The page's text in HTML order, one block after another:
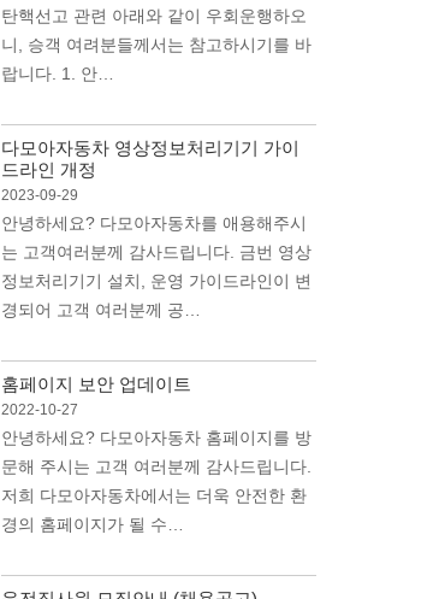
탄핵선고 관련 아래와 같이 우회운행하오
니, 승객 여려분들께서는 참고하시기를 바
랍니다. 1. 안…
다모아자동차 영상정보처리기기 가이
드라인 개정
2023-09-29
안녕하세요? 다모아자동차를 애용해주시
는 고객여러분께 감사드립니다. 금번 영상
정보처리기기 설치, 운영 가이드라인이 변
경되어 고객 여러분께 공…
홈페이지 보안 업데이트
2022-10-27
안녕하세요? 다모아자동차 홈페이지를 방
문해 주시는 고객 여러분께 감사드립니다.
저희 다모아자동차에서는 더욱 안전한 환
경의 홈페이지가 될 수…